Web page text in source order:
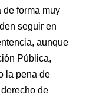
de forma muy
seguir en
aunque
Pública,
la pena de
de